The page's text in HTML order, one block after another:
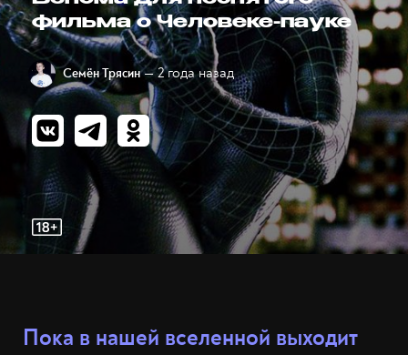
фильма о Человеке-пауке
Семён Трясин — 2 года назад
Пока в нашей вселенной выходит